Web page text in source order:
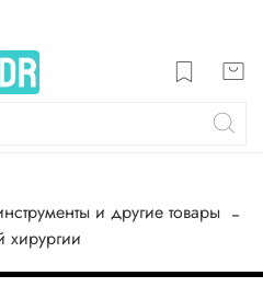
и другие товары
хирургии